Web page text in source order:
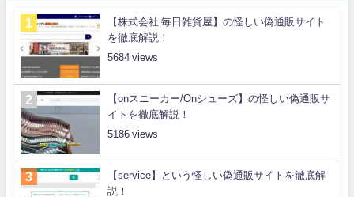
【株式会社 毎日雑貨屋】の怪しい偽通販サイト
を徹底解説！
5684
【onスニーカー/Onシューズ】の怪しい偽通販サ
イトを徹底解説！
5186
【service】という怪しい偽通販サイトを徹底解
説！